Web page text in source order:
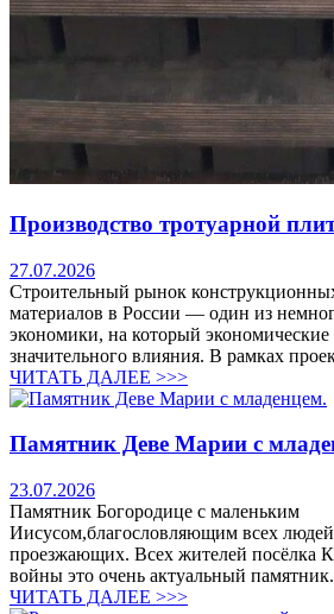
Производство тротуарной
27.07.2026
Строительный рынок
материалов в России — один из
экономики, на который
значительного влияния. В рамках
ЧИТАТЬ ДАЛЕЕ >>>
Памятник Деве Марии с
23.07.2026
Памятник Богородице с маленьким
Иисусом,благословляющим всех
проезжающих. Всех жителей посёлка
войны это очень актуальный
ЧИТАТЬ ДАЛЕЕ >>>